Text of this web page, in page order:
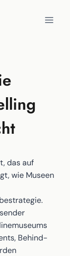
das auf
wie Museen
Behind-